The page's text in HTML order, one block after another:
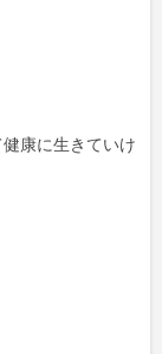
康に生きていけ